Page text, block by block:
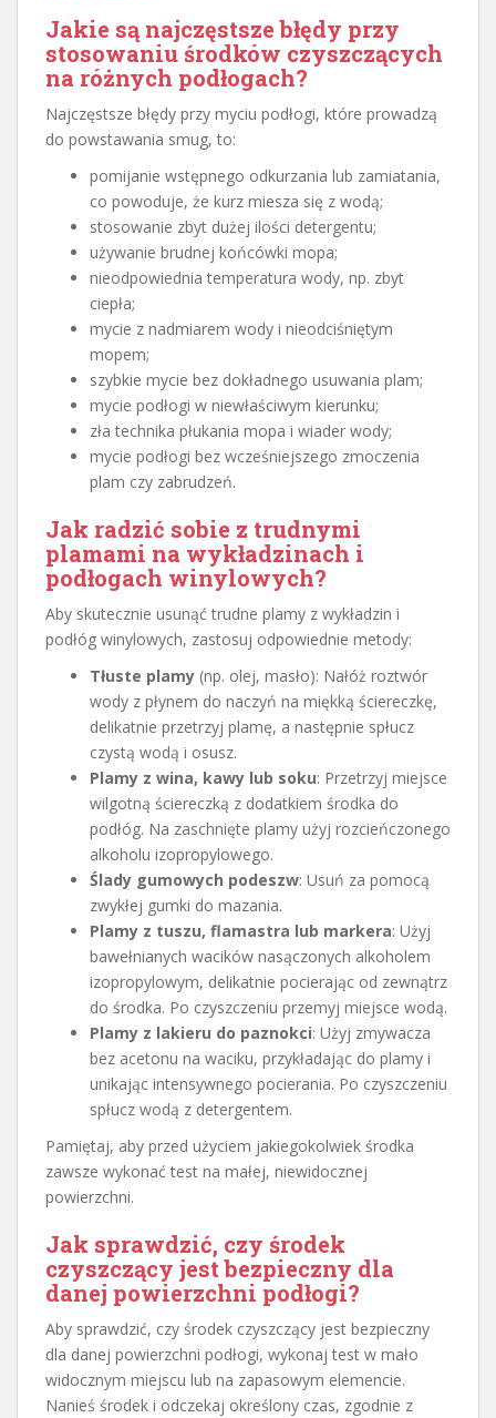
Jakie są najczęstsze błędy przy
stosowaniu środków czyszczących
na różnych podłogach?
Najczęstsze błędy przy myciu podłogi, które prowadzą
do powstawania smug, to:
pomijanie wstępnego odkurzania lub zamiatania,
co powoduje, że kurz miesza się z wodą;
stosowanie zbyt dużej ilości detergentu;
używanie brudnej końcówki mopa;
nieodpowiednia temperatura wody, np. zbyt
ciepła;
mycie z nadmiarem wody i nieodciśniętym
mopem;
szybkie mycie bez dokładnego usuwania plam;
mycie podłogi w niewłaściwym kierunku;
zła technika płukania mopa i wiader wody;
mycie podłogi bez wcześniejszego zmoczenia
plam czy zabrudzeń.
Jak radzić sobie z trudnymi
plamami na wykładzinach i
podłogach winylowych?
Aby skutecznie usunąć trudne plamy z wykładzin i
podłóg winylowych, zastosuj odpowiednie metody:
Tłuste plamy (np. olej, masło): Nałóż roztwór
wody z płynem do naczyń na miękką ściereczkę,
delikatnie przetrzyj plamę, a następnie spłucz
czystą wodą i osusz.
Plamy z wina, kawy lub soku: Przetrzyj miejsce
wilgotną ściereczką z dodatkiem środka do
podłóg. Na zaschnięte plamy użyj rozcieńczonego
alkoholu izopropylowego.
Ślady gumowych podeszw: Usuń za pomocą
zwykłej gumki do mazania.
Plamy z tuszu, flamastra lub markera: Użyj
bawełnianych wacików nasączonych alkoholem
izopropylowym, delikatnie pocierając od zewnątrz
do środka. Po czyszczeniu przemyj miejsce wodą.
Plamy z lakieru do paznokci: Użyj zmywacza
bez acetonu na waciku, przykładając do plamy i
unikając intensywnego pocierania. Po czyszczeniu
spłucz wodą z detergentem.
Pamiętaj, aby przed użyciem jakiegokolwiek środka
zawsze wykonać test na małej, niewidocznej
powierzchni.
Jak sprawdzić, czy środek
czyszczący jest bezpieczny dla
danej powierzchni podłogi?
Aby sprawdzić, czy środek czyszczący jest bezpieczny
dla danej powierzchni podłogi, wykonaj test w mało
widocznym miejscu lub na zapasowym elemencie.
Nanieś środek i odczekaj określony czas, zgodnie z